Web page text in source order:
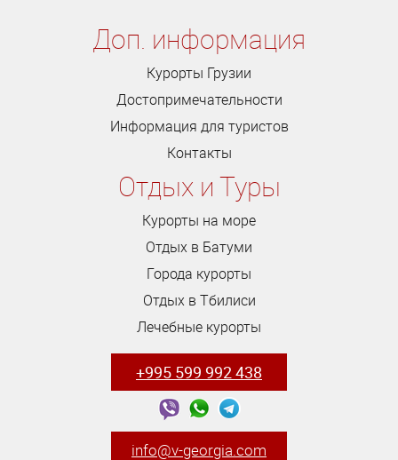
Доп. информация
Курорты Грузии
Достопримечательности
Информация для туристов
Контакты
Отдых и Туры
Курорты на море
Отдых в Батуми
Города курорты
Отдых в Тбилиси
Лечебные курорты
+995 599 992 438
info@v-georgia.com